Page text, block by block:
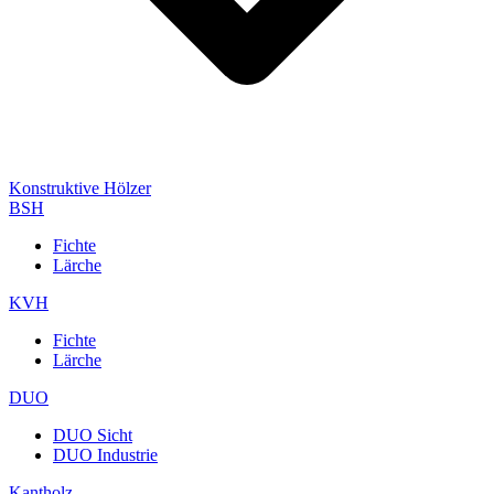
Konstruktive Hölzer
BSH
Fichte
Lärche
KVH
Fichte
Lärche
DUO
DUO Sicht
DUO Industrie